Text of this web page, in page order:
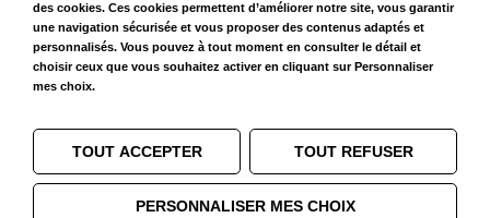
Franchises & Assurances
Conditions Générales
Données personnelles
Mentions Légales
Cookies
Suivez-nous sur
des cookies. Ces cookies permettent d’améliorer notre site, vous garantir
une navigation sécurisée et vous proposer des contenus adaptés et
personnalisés. Vous pouvez à tout moment en consulter le détail et
choisir ceux que vous souhaitez activer en cliquant sur Personnaliser
mes choix.
TOUT ACCEPTER TOUT REFUSER
PERSONNALISER MES CHOIX